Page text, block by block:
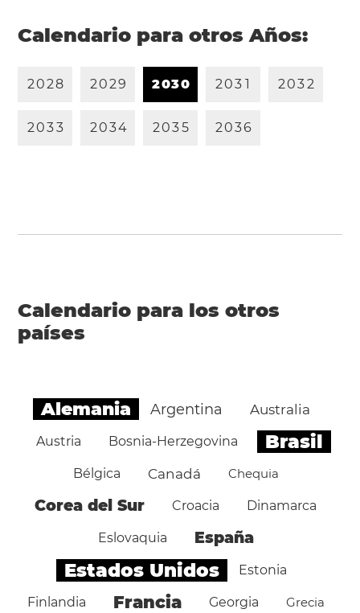
Calendario para otros Años:
2028 2029 2030 203 1 2032
2033 2034 2035 2036
Calendario para los otros
países
Alemania Argentina Australia
Austria Bosnia-Herzegovina Brasil
Bélgica Canadá Chequia
Corea del Sur Croacia Dinamarca
Eslovaquia España
Estados Unidos Estonia
Finlandia Francia Georgia Grecia